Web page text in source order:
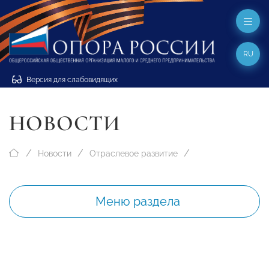
Версия для слабовидящих
RU
НОВОСТИ
Новости Отраслевое развитие
Меню раздела